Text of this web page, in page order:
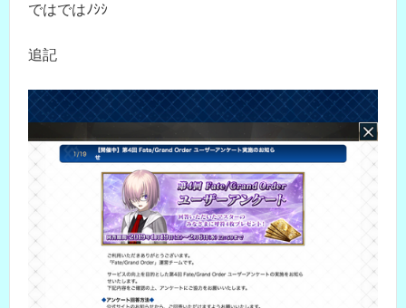
ではではﾉｼｼ
追記